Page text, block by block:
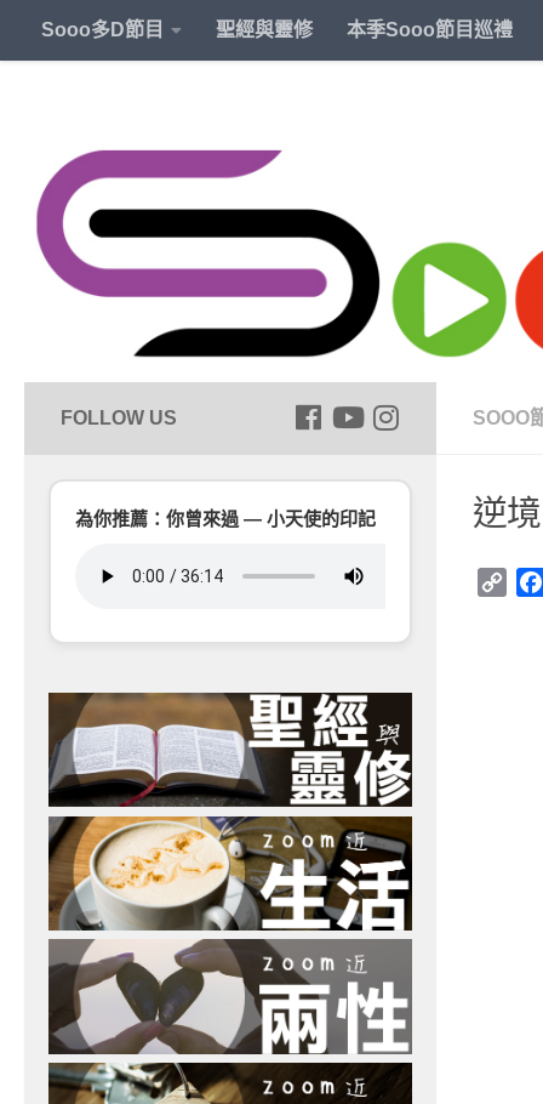
Sooo多D節目 聖經與靈修 本季Sooo節目巡禮
SOOO
逆
為你推薦：你曾來過 — 小天使的印記